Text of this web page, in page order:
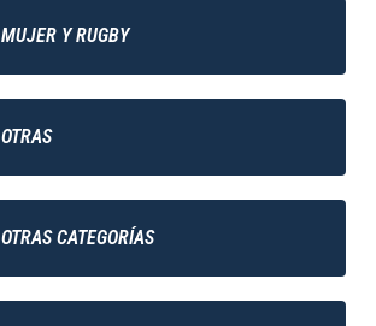
MUJER Y RUGBY
OTRAS
OTRAS CATEGORÍAS